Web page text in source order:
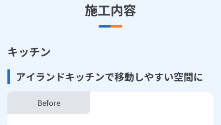
施工内容
キッチン
アイランドキッチンで移動しやすい空間に